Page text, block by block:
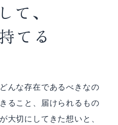
て、
てる
んな存在であるべきなの
ること、届けられるもの
大切にしてきた想いと、